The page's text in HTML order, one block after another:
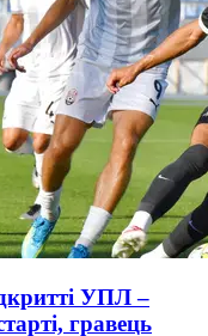
УПЛ –
гравець